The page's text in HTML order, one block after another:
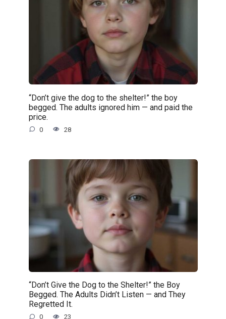
“Don’t give the dog to the shelter!” the boy
begged. The adults ignored him — and paid the
price.
0 28
“Don’t Give the Dog to the Shelter!” the Boy
Begged. The Adults Didn’t Listen — and They
Regretted It.
0 23